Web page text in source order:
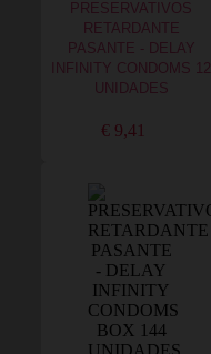
PRESERVATIVOS
RETARDANTE
PASANTE - DELAY
INFINITY CONDOMS 12
UNIDADES
€ 9,41